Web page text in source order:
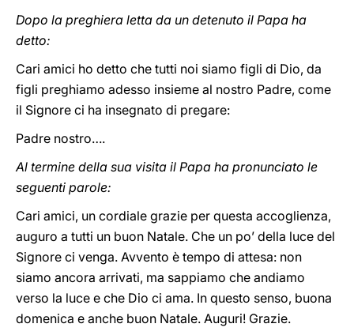
Dopo la preghiera letta da un detenuto il Papa ha
detto:
Cari amici ho detto che tutti noi siamo figli di Dio, da
figli preghiamo adesso insieme al nostro Padre, come
il Signore ci ha insegnato di pregare:
Padre nostro….
Al termine della sua visita il Papa ha pronunciato le
seguenti parole:
Cari amici, un cordiale grazie per questa accoglienza,
auguro a tutti un buon Natale. Che un po’ della luce del
Signore ci venga. Avvento è tempo di attesa: non
siamo ancora arrivati, ma sappiamo che andiamo
verso la luce e che Dio ci ama. In questo senso, buona
domenica e anche buon Natale. Auguri! Grazie.